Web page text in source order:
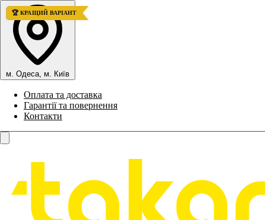
м. Одеса, м. Київ
Оплата та доставка
Гарантії та повернення
Контакти
🚀 ТОП ПРОДАЖІВ
🏆 КРАЩИЙ ВАРІАНТ